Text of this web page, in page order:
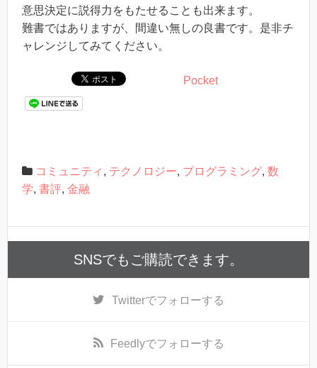
意思決定に説得力をもたせることも出来ます。
難書ではありますが、間違い無しの良書です。是非チ
ャレンジしてみてください。
Pocket
コミュニティ , テクノロジー, プログラミング, 数
学, 書評, 金融
SNSでもご購読できます。
Twitterでフォローする
Feedlyでフォローする